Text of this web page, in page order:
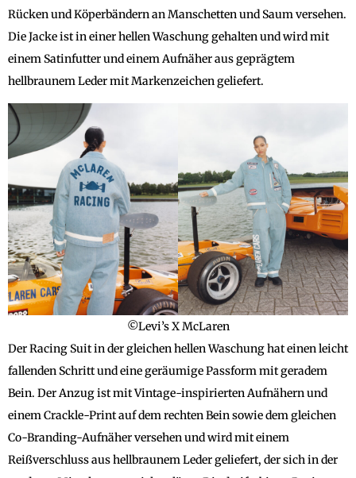
Rücken und Köperbändern an Manschetten und Saum versehen.
Die Jacke ist in einer hellen Waschung gehalten und wird mit
einem Satinfutter und einem Aufnäher aus geprägtem
hellbraunem Leder mit Markenzeichen geliefert.
©Levi’s X McLaren
Der Racing Suit in der gleichen hellen Waschung hat einen leicht
fallenden Schritt und eine geräumige Passform mit geradem
Bein. Der Anzug ist mit Vintage-inspirierten Aufnähern und
einem Crackle-Print auf dem rechten Bein sowie dem gleichen
Co-Branding-Aufnäher versehen und wird mit einem
Reißverschluss aus hellbraunem Leder geliefert, der sich in der